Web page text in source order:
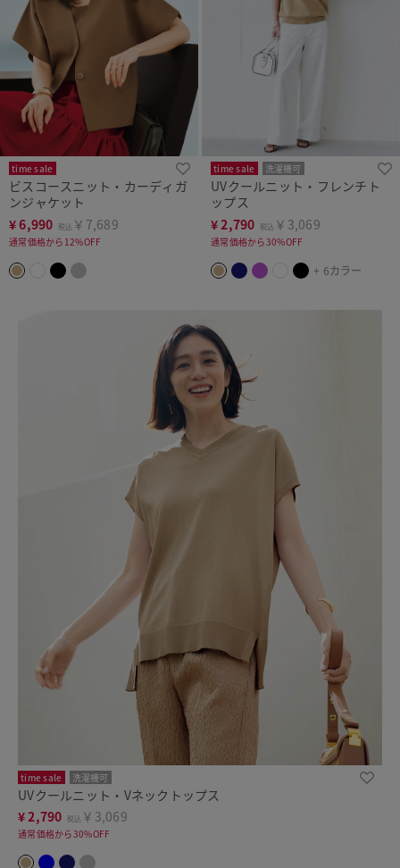
time sale
ビスコースニット・カーディガ
ンジャケット
¥6,990 税込 ￥7,689
通常価格から12%OFF
time sale 洗濯機可
UVクールニット・フレンチト
ップス
¥2,790 税込 ￥3,069
通常価格から30%OFF
+ 6カラー
time sale 洗濯機可
UVクールニット・Vネックトップス
¥2,790 税込 ￥3,069
通常価格から30%OFF